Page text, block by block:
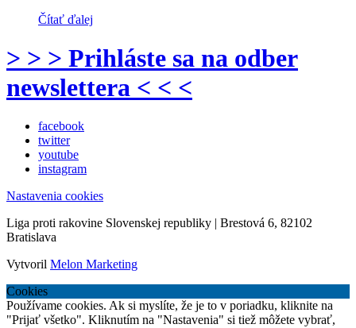
Čítať ďalej
> > > Prihláste sa na odber
newslettera < < <
facebook
twitter
youtube
instagram
Nastavenia cookies
Liga proti rakovine Slovenskej republiky | Brestová 6, 82102
Bratislava
Vytvoril Melon Marketing
Cookies
Používame cookies. Ak si myslíte, že je to v poriadku, kliknite na
"Prijať všetko". Kliknutím na "Nastavenia" si tiež môžete vybrať,